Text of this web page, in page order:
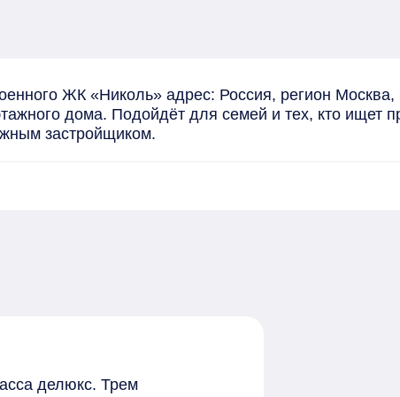
ЖК «Николь» адрес: Россия, регион
дома. Подойдёт для семей и тех, кто ищет
застройщиком.
делюкс. Трем